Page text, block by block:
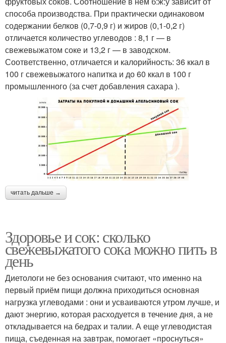
способа производства. При практически одинаковом
содержании белков (0,7-0,9 г) и жиров (0,1-0,2 г)
отличается количество углеводов : 8,1 г — в
свежевыжатом соке и 13,2 г — в заводском.
Соответственно, отличается и калорийность: 36 ккал в
100 г свежевыжатого напитка и до 60 ккал в 100 г
промышленного (за счет добавления сахара ).
читать дальше →
Здоровье и сок: сколько
свежевыжатого сока можно пить в
день
Диетологи не без основания считают, что именно на
первый приём пищи должна приходиться основная
нагрузка углеводами : они и усваиваются утром лучше, и
дают энергию, которая расходуется в течение дня, а не
откладывается на бедрах и талии. А еще углеводистая
пища, съеденная на завтрак, помогает «проснуться»